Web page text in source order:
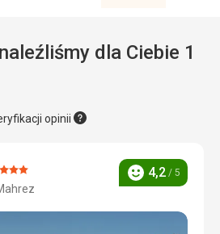
dla Ciebie 1
opinii
Ocena:
5
Ocena
4,2 / 5